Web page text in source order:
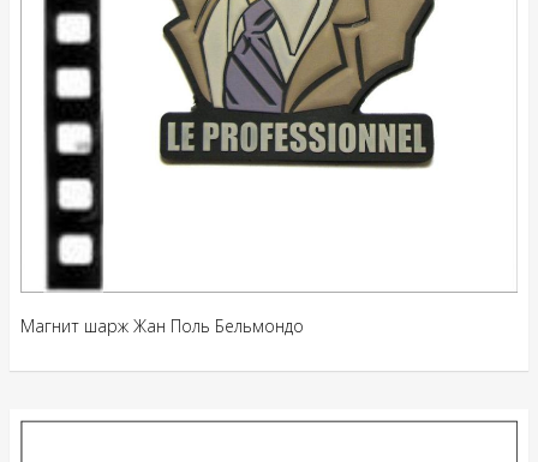
Магнит шарж Жан Поль Бельмондо